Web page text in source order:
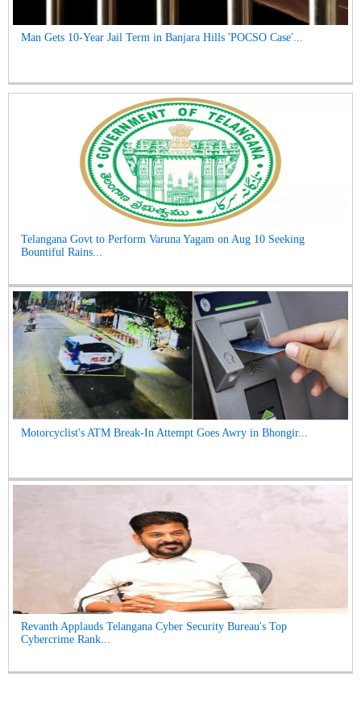
Man Gets 10-Year Jail Term in Banjara Hills 'POCSO Case'...
Telangana Govt to Perform Varuna Yagam on Aug 10 Seeking
Bountiful Rains...
Motorcyclist's ATM Break-In Attempt Goes Awry in Bhongir...
Revanth Applauds Telangana Cyber Security Bureau's Top
Cybercrime Rank...